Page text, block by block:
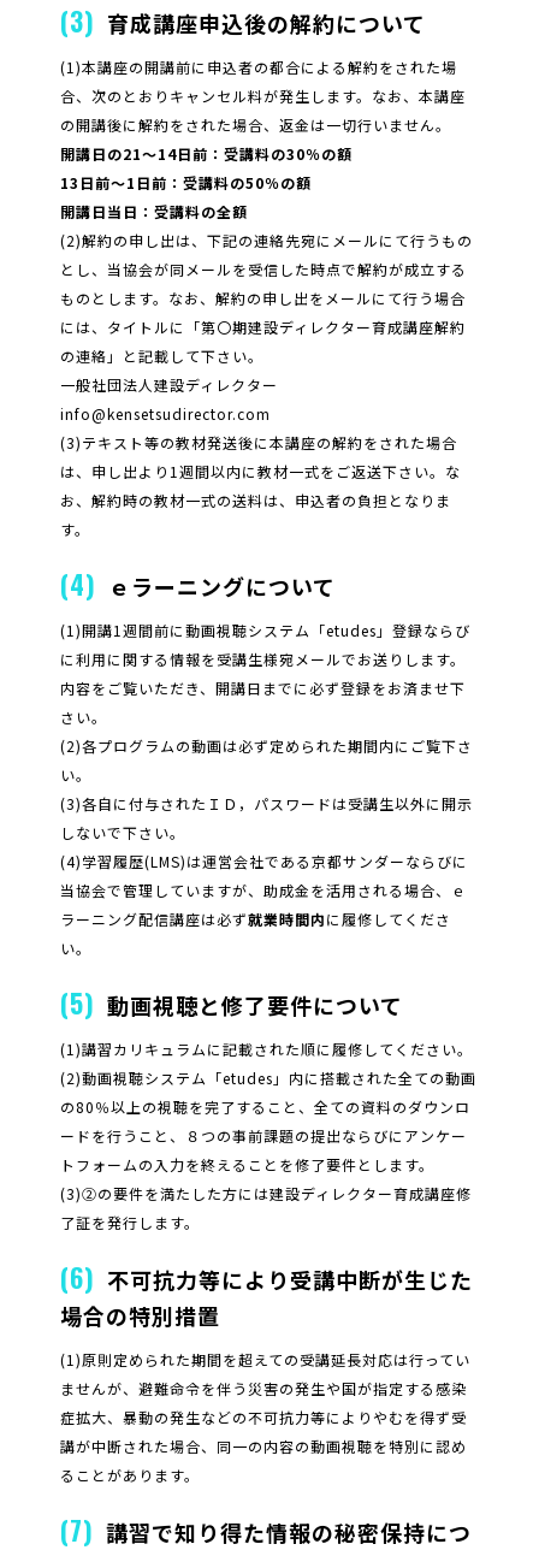
(3) 育成講座申込後の解約について
(1)本講座の開講前に申込者の都合による解約をされた場
合、次のとおりキャンセル料が発生します。なお、本講座
の開講後に解約をされた場合、返金は一切行いません。
開講日の21～14日前：受講料の30％の額
13日前～1日前：受講料の50％の額
開講日当日：受講料の全額
(2)解約の申し出は、下記の連絡先宛にメールにて行うもの
とし、当協会が同メールを受信した時点で解約が成立する
ものとします。なお、解約の申し出をメールにて行う場合
には、タイトルに「第〇期建設ディレクター育成講座解約
の連絡」と記載して下さい。
一般社団法人建設ディレクター
info@kensetsudirector.com
(3)テキスト等の教材発送後に本講座の解約をされた場合
は、申し出より1週間以内に教材一式をご返送下さい。な
お、解約時の教材一式の送料は、申込者の負担となりま
す。
(4) ｅラーニングについて
(1)開講1週間前に動画視聴システム「etudes」登録ならび
に利用に関する情報を受講生様宛メールでお送りします。
内容をご覧いただき、開講日までに必ず登録をお済ませ下
さい。
(2)各プログラムの動画は必ず定められた期間内にご覧下さ
い。
(3)各自に付与されたＩＤ，パスワードは受講生以外に開示
しないで下さい。
(4)学習履歴(LMS)は運営会社である京都サンダーならびに
当協会で管理していますが、助成金を活用される場合、ｅ
ラーニング配信講座は必ず就業時間内に履修してくださ
い。
(5) 動画視聴と修了要件について
(1)講習カリキュラムに記載された順に履修してください。
(2)動画視聴システム「etudes」内に搭載された全ての動画
の80％以上の視聴を完了すること、全ての資料のダウンロ
ードを行うこと、８つの事前課題の提出ならびにアンケー
トフォームの入力を終えることを修了要件とします。
(3)②の要件を満たした方には建設ディレクター育成講座修
了証を発行します。
(6) 不可抗力等により受講中断が生じた
場合の特別措置
(1)原則定められた期間を超えての受講延長対応は行ってい
ませんが、避難命令を伴う災害の発生や国が指定する感染
症拡大、暴動の発生などの不可抗力等によりやむを得ず受
講が中断された場合、同一の内容の動画視聴を特別に認め
ることがあります。
(7) 講習で知り得た情報の秘密保持につ